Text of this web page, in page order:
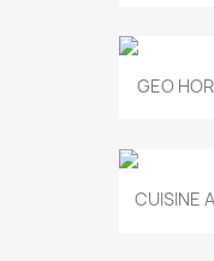
GEO
CUISINE